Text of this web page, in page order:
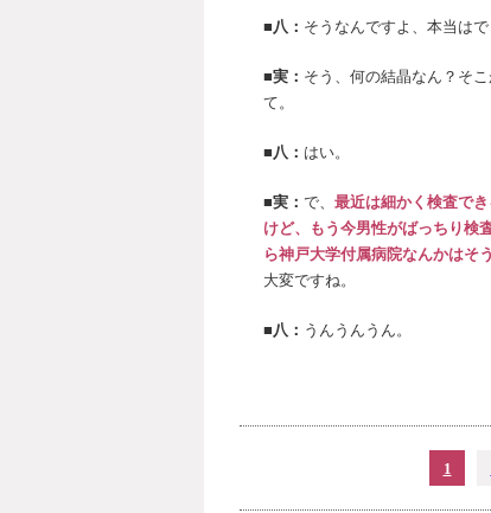
■八： そうなんですよ、本当は
■実： そう、何の結晶なん？そ
て。
■八： はい。
■実： で、 最近は細かく検査で
けど、もう今男性がばっちり検
ら神戸大学付属病院なんかはそ
大変ですね。
■八： うんうんうん。
1